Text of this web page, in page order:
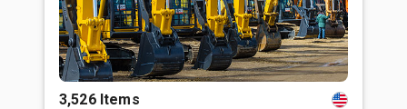
3,526 Items